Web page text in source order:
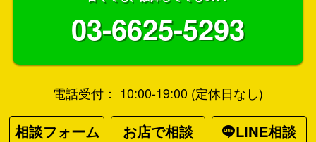
03-6625-5293
電話受付： 10:00-19:00 (定休日なし)
相談フォーム お店で相談 LINE相談